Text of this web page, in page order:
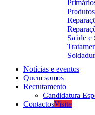
Saúde e
Notícias e eventos
Quem somos
Recrutamento
Candidatura
ContactosVisite